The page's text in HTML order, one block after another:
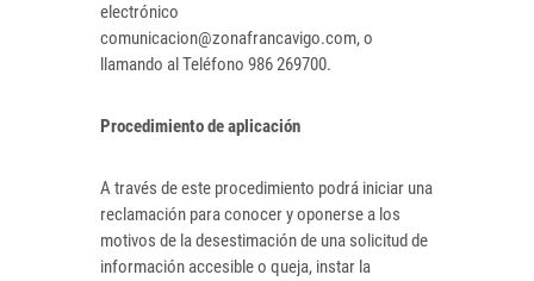
electrónico
comunicacion@zonafrancavigo.com, o
llamando al Teléfono 986 269700.
Procedimiento de aplicación
A través de este procedimiento podrá iniciar una
reclamación para conocer y oponerse a los
motivos de la desestimación de una solicitud de
información accesible o queja, instar la